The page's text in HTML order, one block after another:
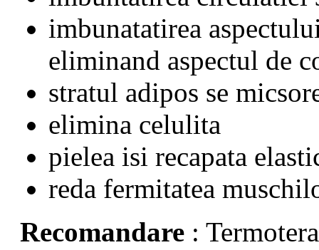
imbunatatirea
eliminand aspectul de
stratul adipos se
elimina celulita
pielea isi recapata
reda fermitatea
Recomandare :